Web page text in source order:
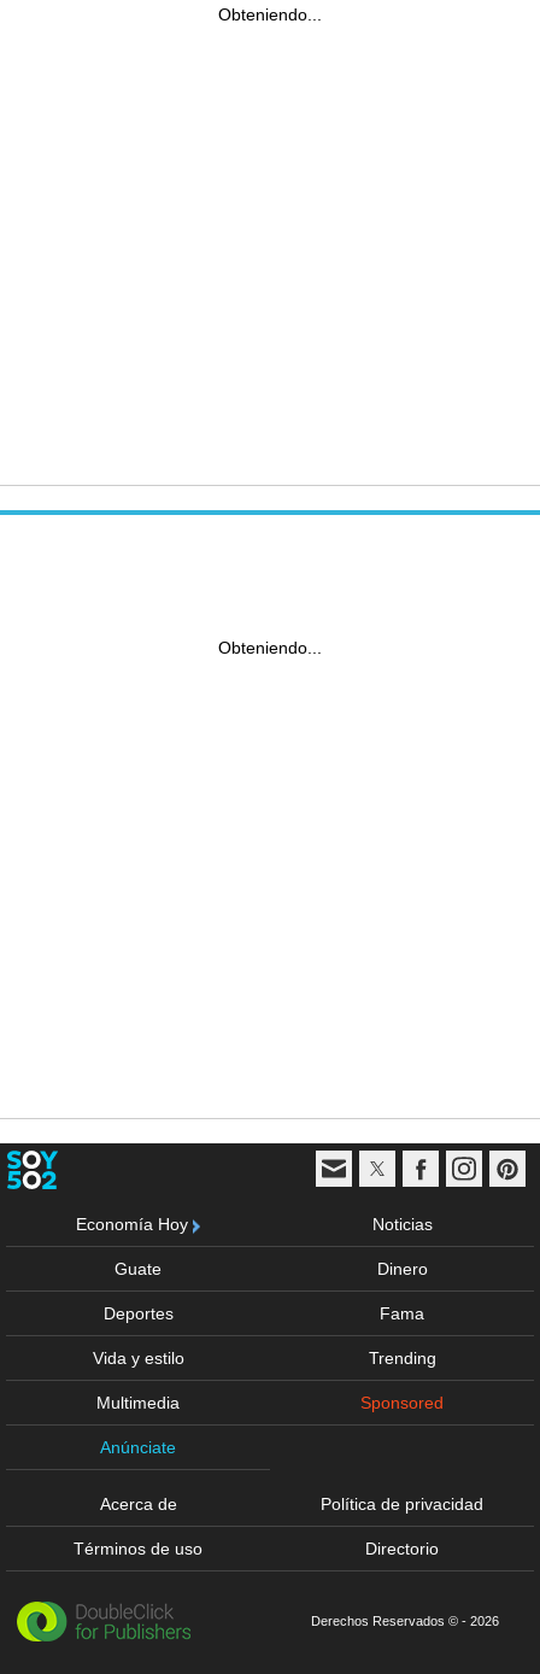
Obteniendo...
Obteniendo...
Economía Hoy Noticias
Guate Dinero
Deportes Fama
Vida y estilo Trending
Multimedia Sponsored
Anúnciate
Acerca de Política de privacidad
Términos de uso Directorio
Derechos Reservados © - 2026